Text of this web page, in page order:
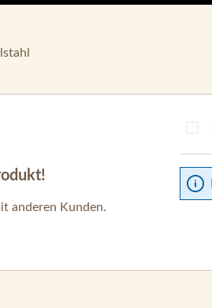
0 von 5 Sternen
anderen Kunden.